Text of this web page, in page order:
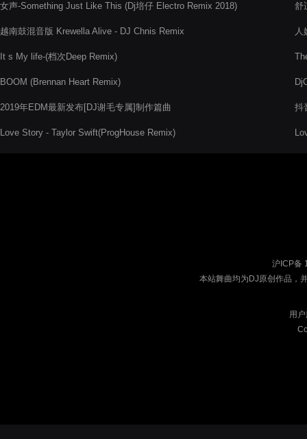
女声-Something Just Like This (Dj培仔 Electro Remix 2018)
越南鼓混音版 Krewella Alive - DJ Chnis Remix
It s My life-(档次Deep Remix)
BOOM (Brennan Heart Remix)
2019年EDM最新发布[DJ谢毛专属]制作篇曲
Love Story - Taylor Swift(ProgHouse Remix)
舒
人
抖
沪ICP备
本站舞曲均为DJ原创作品，
用